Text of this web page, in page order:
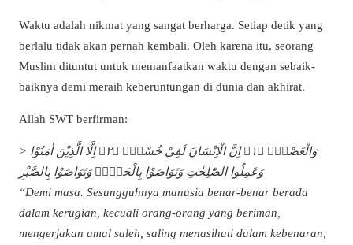
Waktu adalah nikmat yang sangat berharga. Setiap detik yang
berlalu tidak akan pernah kembali. Oleh karena itu, seorang
Muslim dituntut untuk memanfaatkan waktu dengan sebaik-
baiknya demi meraih keberuntungan di dunia dan akhirat.
Allah SWT berfirman:
> وَالْعَصْرِۙ ﴿١﴾ اِنَّ الْاِنْسَانَ لَفِيْ خُسْرٍۙ ﴿٢﴾ اِلَّا الَّذِيْنَ اٰمَنُوْا
وَعَمِلُوا الصّٰلِحٰتِ وَتَوَاصَوْا بِالْحَقِّۙ وَتَوَاصَوْا بِالصَّبْرِ
“Demi masa. Sesungguhnya manusia benar-benar berada
dalam kerugian, kecuali orang-orang yang beriman,
mengerjakan amal saleh, saling menasihati dalam kebenaran,